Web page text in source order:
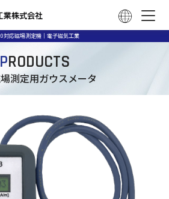
対応磁場測定機｜電子磁気工業
PRODUCTS
測定用ガウスメータ